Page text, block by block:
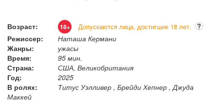
Возраст: 18+ Допускаются лица, достигшие 18 лет.
?
Режиссер:
Наташа Кермани
Жанры:
ужасы
Время:
95 мин.
Страна:
США, Великобритания
Год:
2025
В ролях:
Титус Уэлливер , Брейди Хепнер , Джуда
Маккей